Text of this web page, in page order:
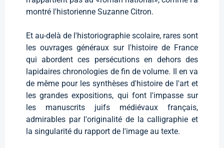
montré l'historienne Suzanne Citron.
Et au-delà de l'historiographie scolaire, rares sont
les ouvrages généraux sur l'histoire de France
qui abordent ces persécutions en dehors des
lapidaires chronologies de fin de volume. Il en va
de même pour les synthèses d'histoire de l'art et
les grandes expositions, qui font l'impasse sur
les manuscrits juifs médiévaux français,
admirables par l'originalité de la calligraphie et
la singularité du rapport de l'image au texte.